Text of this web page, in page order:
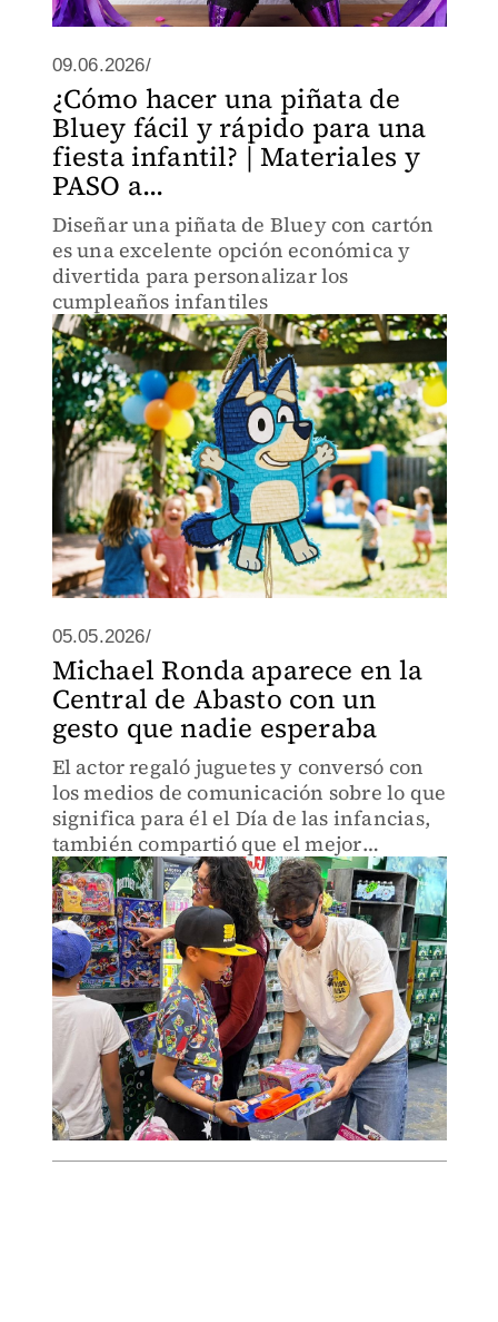
09.06.2026/
¿Cómo hacer una piñata de
Bluey fácil y rápido para una
fiesta infantil? | Materiales y
PASO a...
Diseñar una piñata de Bluey con cartón
es una excelente opción económica y
divertida para personalizar los
cumpleaños infantiles
05.05.2026/
Michael Ronda aparece en la
Central de Abasto con un
gesto que nadie esperaba
El actor regaló juguetes y conversó con
los medios de comunicación sobre lo que
significa para él el Día de las infancias,
también compartió que el mejor
recuerdo de su niñez fue el tiempo que
pasó jugando a las escondidas.